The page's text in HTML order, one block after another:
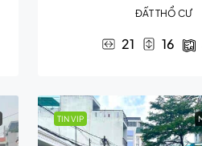
ĐẤT THỔ CƯ
21 16
TIN VIP